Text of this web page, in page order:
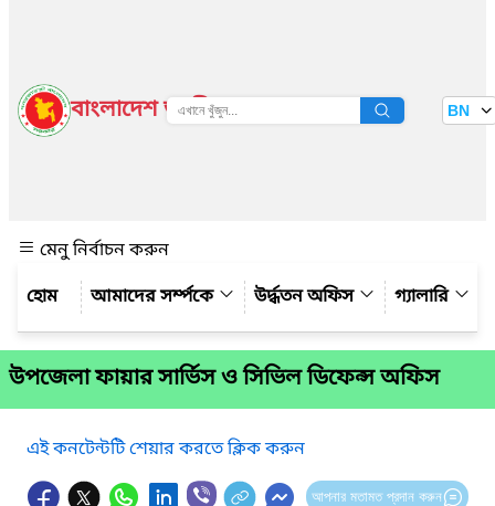
বাংলাদেশ জাতীয় তথ্য বাতায়ন BN
মেনু নির্বাচন করুন
আমাদের সর্ম্পকে
উর্দ্ধতন অফিস গ্যালারি
উপজেলা ফায়ার সার্ভিস ও সিভিল ডিফেন্স অফিস
এই কনটেন্টটি শেয়ার করতে ক্লিক করুন
আপনার মতামত প্রদান করুন